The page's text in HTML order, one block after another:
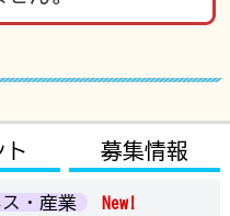
ト 募集情報
・産業 New!